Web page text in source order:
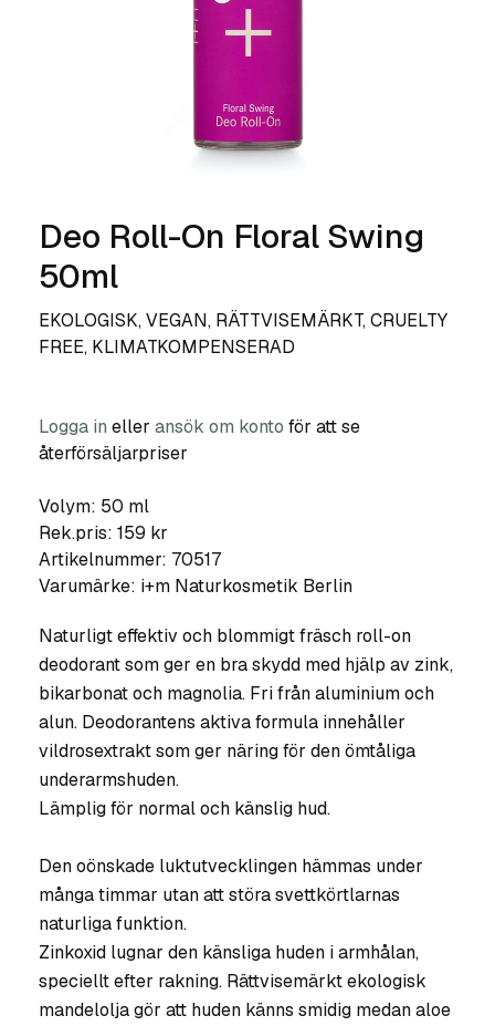
Deo Roll-On Floral Swing
50ml
EKOLOGISK, VEGAN, RÄTTVISEMÄRKT, CRUELTY
FREE, KLIMATKOMPENSERAD
Logga in eller ansök om konto för att se
återförsäljarpriser
Volym: 50 ml
Rek.pris: 159 kr
Artikelnummer: 70517
Varumärke: i+m Naturkosmetik Berlin
Naturligt effektiv och blommigt fräsch roll-on
deodorant som ger en bra skydd med hjälp av zink,
bikarbonat och magnolia. Fri från aluminium och
alun. Deodorantens aktiva formula innehåller
vildrosextrakt som ger näring för den ömtåliga
underarmshuden.
Lämplig för normal och känslig hud.
Den oönskade luktutvecklingen hämmas under
många timmar utan att störa svettkörtlarnas
naturliga funktion.
Zinkoxid lugnar den känsliga huden i armhålan,
speciellt efter rakning. Rättvisemärkt ekologisk
mandelolja gör att huden känns smidig medan aloe